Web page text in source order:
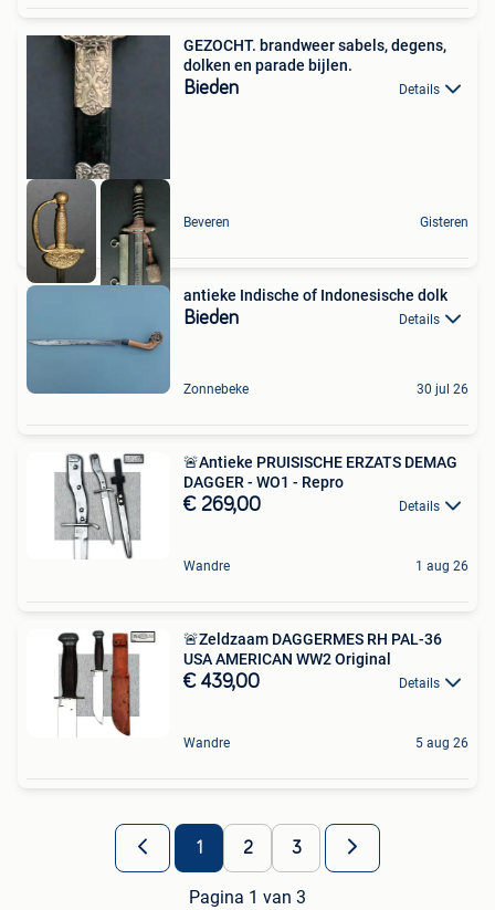
GEZOCHT. brandweer sabels, degens,
dolken en parade bijlen.
Bieden Details
Beveren Gisteren
antieke Indische of Indonesische dolk
Bieden Details
Zonnebeke 30 jul 26
🚨Antieke PRUISISCHE ERZATS DEMAG
DAGGER - WO1 - Repro
€ 269,00 Details
Wandre 1 aug 26
🚨Zeldzaam DAGGERMES RH PAL-36
USA AMERICAN WW2 Original
€ 439,00 Details
Wandre 5 aug 26
1 2 3
Pagina 1 van 3